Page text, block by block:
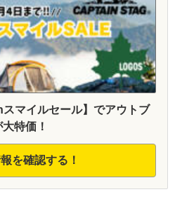
マイルセール】でアウトブ
特価！
を確認する！